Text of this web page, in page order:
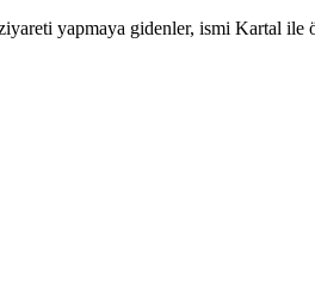
yapmaya gidenler, ismi Kartal ile